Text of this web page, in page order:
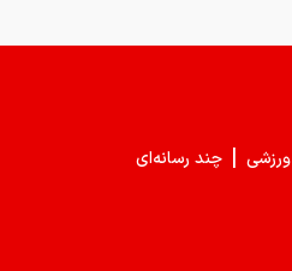
ورزشی | چند رسانه‌ای